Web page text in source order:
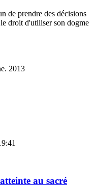
de prendre des décisions
droit d'utiliser son dogme
2013
au sacré